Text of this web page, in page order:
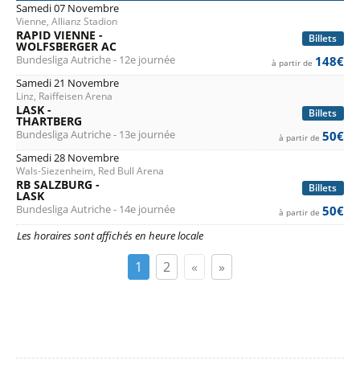
Les horaires sont affichés en heure locale
Samedi 07 Novembre
Vienne, Allianz Stadion
Billets
RAPID VIENNE -
WOLFSBERGER AC
Bundesliga Autriche - 12e journée à partir de 148€
Samedi 21 Novembre
Linz, Raiffeisen Arena
Billets
LASK -
THARTBERG
Bundesliga Autriche - 13e journée à partir de 50€
Samedi 28 Novembre
Wals-Siezenheim, Red Bull Arena
Billets
RB SALZBURG -
LASK
Bundesliga Autriche - 14e journée à partir de 50€
1 2 « »